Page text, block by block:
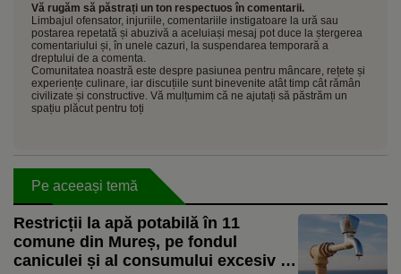
Vă rugăm să păstrați un ton respectuos în comentarii.
Limbajul ofensator, injuriile, comentariile instigatoare la ură sau
postarea repetată și abuzivă a aceluiași mesaj pot duce la ștergerea
comentariului și, în unele cazuri, la suspendarea temporară a
dreptului de a comenta.
Comunitatea noastră este despre pasiunea pentru mâncare, rețete și
experiențe culinare, iar discuțiile sunt binevenite atât timp cât rămân
civilizate și constructive. Vă mulțumim că ne ajutați să păstrăm un
spațiu plăcut pentru toți
Pe aceeași temă
Restricții la apă potabilă în 11
comune din Mureș, pe fondul
caniculei și al consumului excesiv /